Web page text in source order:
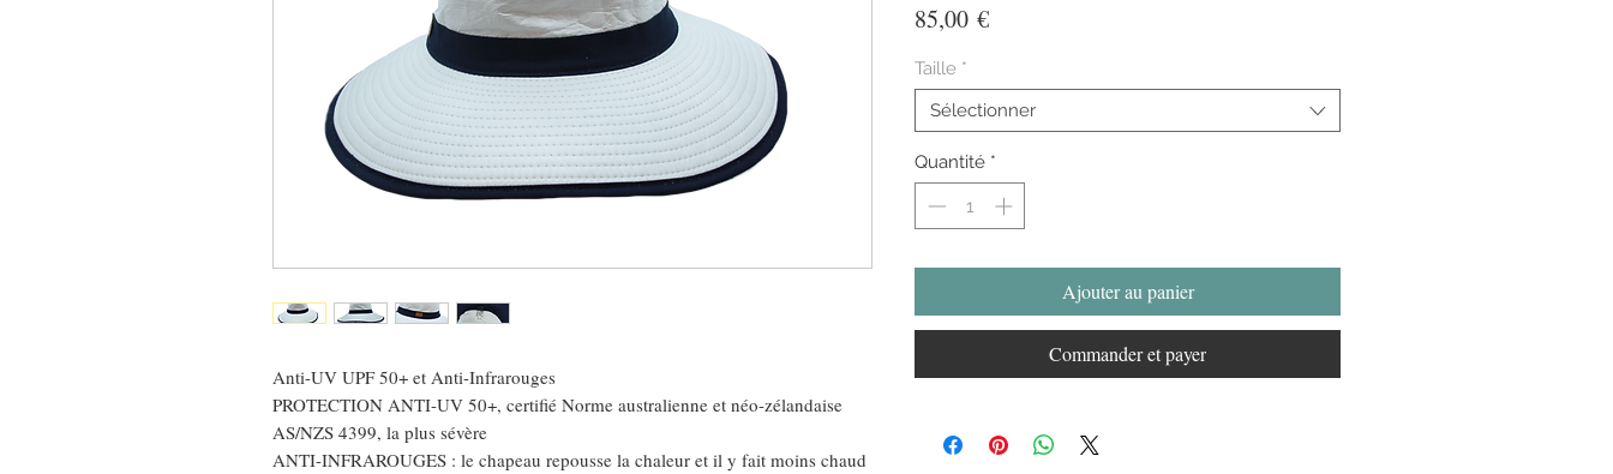
Anti-UV UPF 50+ et Anti-Infrarouges
PROTECTION ANTI-UV 50+, certifié Norme australienne et néo-zélandaise
AS/NZS 4399, la plus sévère
ANTI-INFRAROUGES : le chapeau repousse la chaleur et il y fait moins chaud
85,00 €Prix
Taille *
Sélectionner
Quantité *
Ajouter au panier
Commander et payer